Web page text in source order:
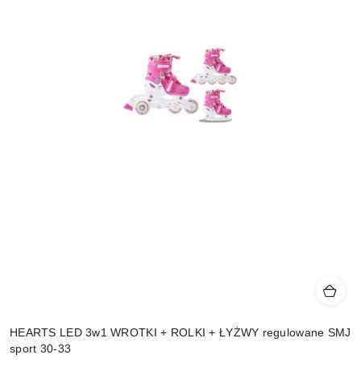
HEARTS LED 3w1 WROTKI + ROLKI + ŁYŻWY regulowane SMJ
sport 30-33